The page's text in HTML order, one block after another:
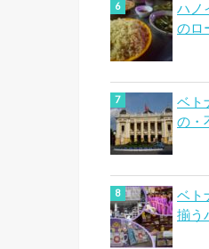
ハノ
のロ
ベト
の・
ベト
揃う